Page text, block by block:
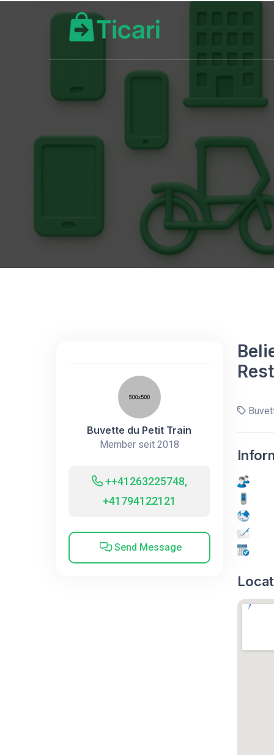
Buvette du Petit Train
Member seit 2018
++41263225748,
+41794122121
Send Message